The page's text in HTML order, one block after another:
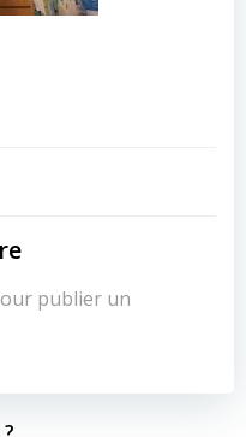
publier un